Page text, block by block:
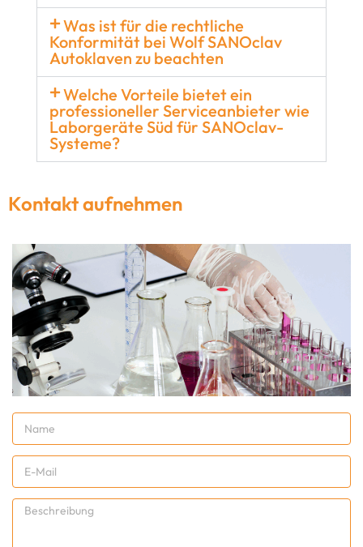
Was ist für die rechtliche
Konformität bei Wolf SANOclav
Autoklaven zu beachten
Welche Vorteile bietet ein
professioneller Serviceanbieter wie
Laborgeräte Süd für SANOclav-
Systeme?
Kontakt aufnehmen